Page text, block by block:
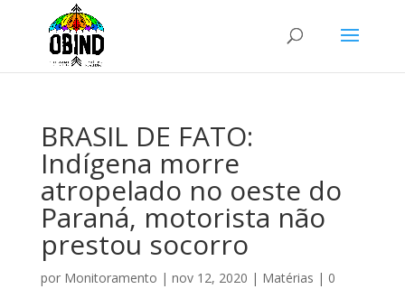
BRASIL DE FATO:
Indígena morre
atropelado no oeste do
Paraná, motorista não
prestou socorro
por Monitoramento | nov 12, 2020 | Matérias | 0